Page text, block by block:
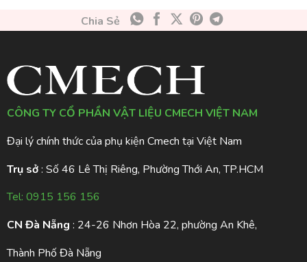
Chia Sẻ
CÔNG TY CỔ PHẦN VẬT LIỆU CMECH VIỆT NAM
Đại lý chính thức của phụ kiện Cmech tại Việt Nam
Trụ sở: Số 46 Lê Thị Riêng, Phường Thới An, TP.HCM
Tel: 0915 156 156
CN Đà Nẵng : 24-26 Nhơn Hòa 22, phường An Khê,
Thành Phố Đà Nẵng